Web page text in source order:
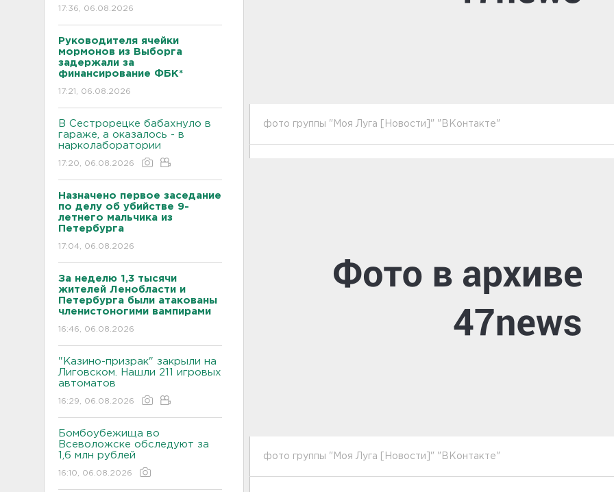
17:36, 06.08.2026
Руководителя ячейки
мормонов из Выборга
задержали за
финансирование ФБК*
17:21, 06.08.2026
В Сестрорецке бабахнуло в
гараже, а оказалось - в
нарколаборатории
17:20, 06.08.2026
Назначено первое заседание
по делу об убийстве 9-
летнего мальчика из
Петербурга
17:04, 06.08.2026
За неделю 1,3 тысячи
жителей Ленобласти и
Петербурга были атакованы
членистоногими вампирами
16:46, 06.08.2026
"Казино-призрак" закрыли на
Лиговском. Нашли 211 игровых
автоматов
16:29, 06.08.2026
Бомбоубежища во
Всеволожске обследуют за
1,6 млн рублей
16:10, 06.08.2026
фото группы "Моя Луга [Новости]" "ВКонтакте"
фото группы "Моя Луга [Новости]" "ВКонтакте"